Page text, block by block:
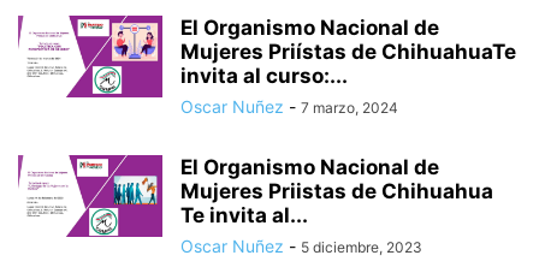
El Organismo Nacional de
Mujeres Priístas de ChihuahuaTe
invita al curso:...
Oscar Nuñez - 7 marzo, 2024
El Organismo Nacional de
Mujeres Priistas de Chihuahua
Te invita al...
Oscar Nuñez - 5 diciembre, 2023